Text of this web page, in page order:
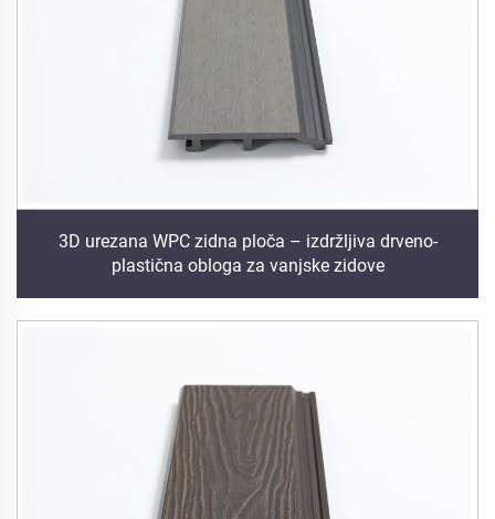
3D urezana WPC zidna ploča – izdržljiva drveno-
plastična obloga za vanjske zidove